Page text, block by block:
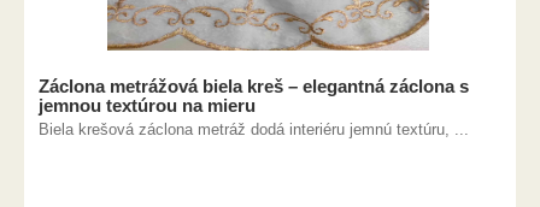
Záclona metrážová biela kreš – elegantná záclona s
jemnou textúrou na mieru
Biela krešová záclona metráž dodá interiéru jemnú textúru, ...